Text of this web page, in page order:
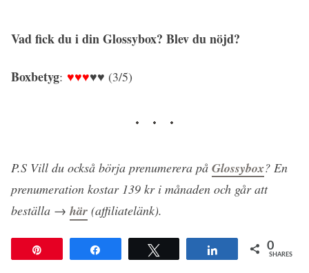
Vad fick du i din Glossybox? Blev du nöjd?
Boxbetyg: ♥♥♥♥♥ (3/5)
P.S Vill du också börja prenumerera på Glossybox? En
prenumeration kostar 139 kr i månaden och går att
beställa → här (affiliatelänk).
Share 0
SHARES